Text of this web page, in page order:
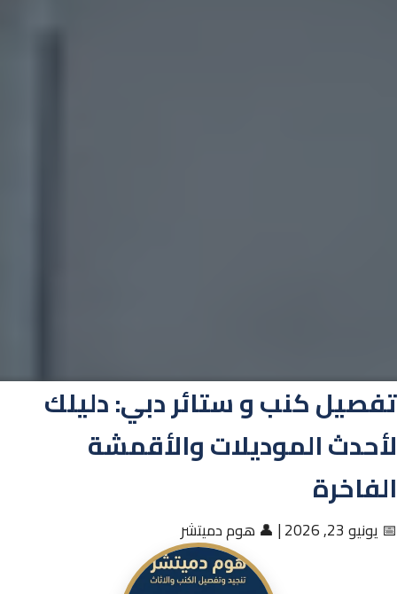
تفصيل كنب و ستائر دبي: دليلك
لأحدث الموديلات والأقمشة
الفاخرة
📅 يونيو 23, 2026 | 👤 هوم دميتشر